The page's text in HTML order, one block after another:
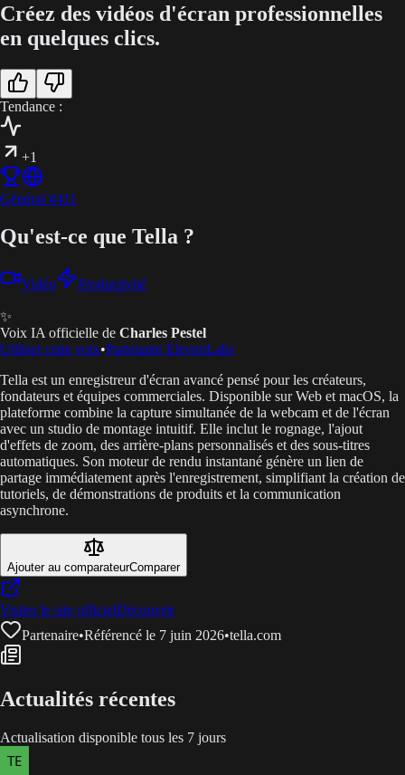
Créez des vidéos d'écran professionnelles
en quelques clics.
Tendance :
+1
Général #411
Qu'est-ce que Tella ?
Vidéo Productivité
✨
Voix IA officielle de Charles Pestel
Utiliser cette voix•Partenaire ElevenLabs
Tella est un enregistreur d'écran avancé pensé pour les créateurs,
fondateurs et équipes commerciales. Disponible sur Web et macOS, la
plateforme combine la capture simultanée de la webcam et de l'écran
avec un studio de montage intuitif. Elle inclut le rognage, l'ajout
d'effets de zoom, des arrière-plans personnalisés et des sous-titres
automatiques. Son moteur de rendu instantané génère un lien de
partage immédiatement après l'enregistrement, simplifiant la création de
tutoriels, de démonstrations de produits et la communication
asynchrone.
Ajouter au comparateurComparer
Visiter le site officielDécouvrir
Partenaire•Référencé le 7 juin 2026•tella.com
Actualités récentes
Actualisation disponible tous les 7 jours